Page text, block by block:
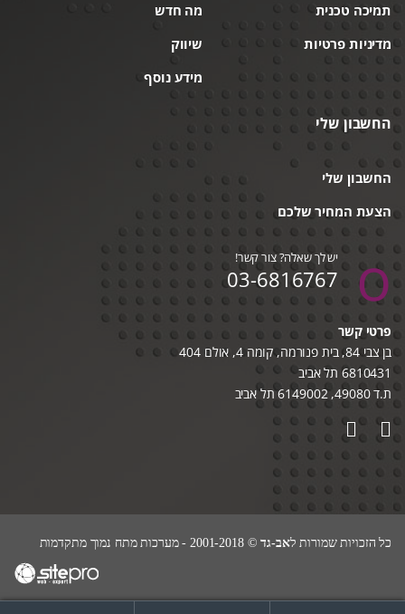
תמיכה טכנית
מדיניות פרטיות
מה חדש
שיווק
מידע נוסף
החשבון שלי
החשבון שלי
הצעת המחיר שלכם
יש לך שאלה? צור קשר!
03-6816767
פרטי קשר
בן צבי 84, בית פנורמה, קומה 4, אולם 404
6810431 תל אביב
ת.ד 49080, 6149002 תל אביב
כל הזכויות שמורות לאב-גד© 2001-2018 - מערכות מתח נמוך מתקדמות